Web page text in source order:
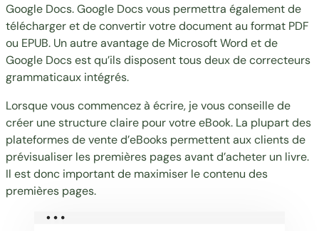
Google Docs. Google Docs vous permettra également de
télécharger et de convertir votre document au format PDF
ou EPUB. Un autre avantage de Microsoft Word et de
Google Docs est qu’ils disposent tous deux de correcteurs
grammaticaux intégrés.
Lorsque vous commencez à écrire, je vous conseille de
créer une structure claire pour votre eBook. La plupart des
plateformes de vente d’eBooks permettent aux clients de
prévisualiser les premières pages avant d’acheter un livre.
Il est donc important de maximiser le contenu des
premières pages.